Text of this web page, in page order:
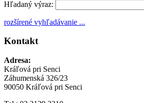
Hľadaný výraz:
rozšírené vyhľadávanie ...
Kontakt
Adresa:
Kráľová pri Senci
Záhumenská 326/23
90050 Kráľová pri Senci